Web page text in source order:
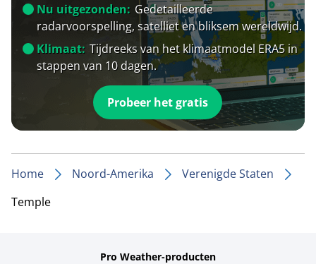
Nu uitgezonden: Gedetailleerde
radarvoorspelling, satelliet en bliksem wereldwijd.
Klimaat: Tijdreeks van het klimaatmodel ERA5 in
stappen van 10 dagen.
Probeer het gratis
Home Noord-Amerika
Verenigde Staten
Temple
Pro Weather-producten